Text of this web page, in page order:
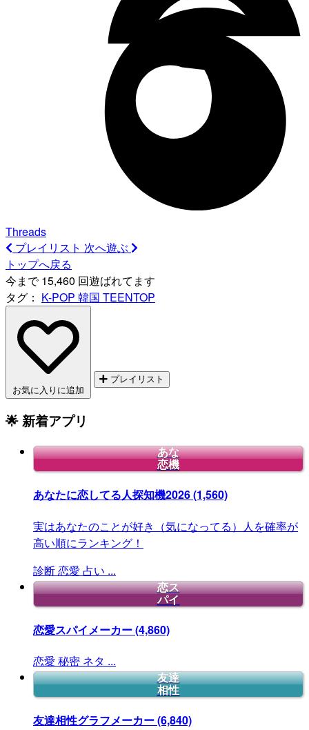
Threads
プレイリスト 次へ遊ぶ
トップへ戻る
今まで 15,460 回遊ばれてます
タグ： K-POP 韓国 TEENTOP
お気に入りに追加
プレイリスト
🌟 新着アプリ
あな
恋機
あなたに恋してる人探知機2026(1,560)
実はあなたのことが好き（気になってる）人を確率が
高い順にランキング！
診断恋愛 占い ...
恋ス
パイ
恋愛スパイメーカー(4,860)
恋愛 秘密 ネタ ...
友達
相性
友達相性グラフメーカー(6,840)